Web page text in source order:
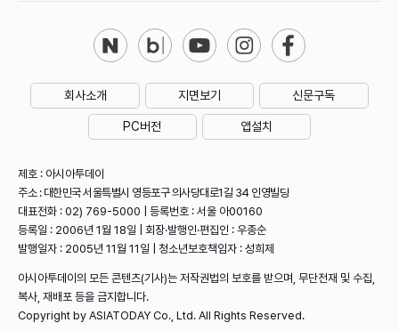
회사소개 지면보기 신문구독
PC버전 앱설치
제호 : 아시아투데이
주소 : 대한민국 서울특별시 영등포구 의사당대로1길 34 인영빌딩
대표전화 : 02) 769-5000 | 등록번호 : 서울 아00160
등록일 : 2006년 1월 18일 | 회장·발행인·편집인 : 우종순
발행일자 : 2005년 11월 11일 | 청소년보호책임자 : 성희제
아시아투데이의 모든 콘텐츠(기사)는 저작권법의 보호를 받으며, 무단전재 및 수집,
복사, 재배포 등을 금지합니다.
Copyright by ASIATODAY Co., Ltd. All Rights Reserved.